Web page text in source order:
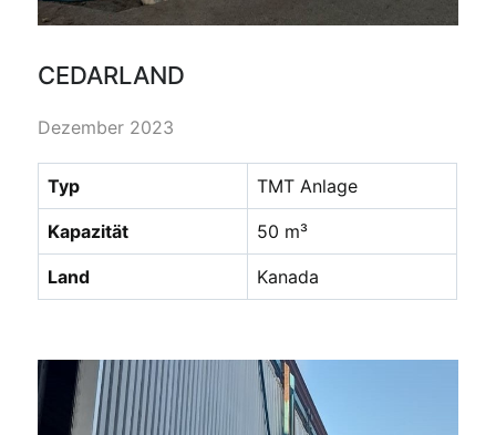
CEDARLAND
Dezember 2023
Typ TMT Anlage
Kapazität 50 m³
Land Kanada